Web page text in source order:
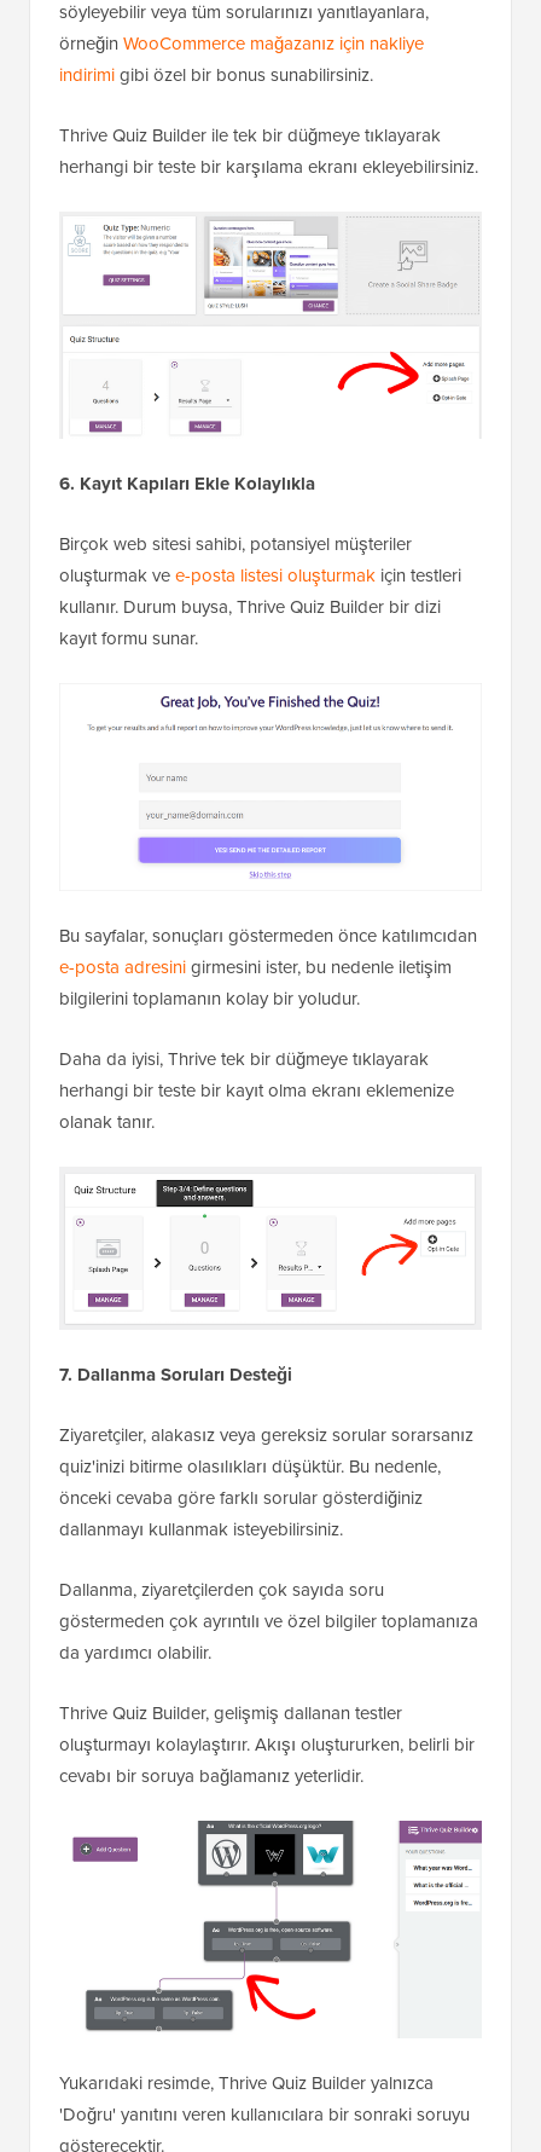
söyleyebilir veya tüm sorularınızı yanıtlayanlara,
örneğin WooCommerce mağazanız için nakliye
indirimigibi özel bir bonus sunabilirsiniz.
Thrive Quiz Builder ile tek bir düğmeye tıklayarak
herhangi bir teste bir karşılama ekranı ekleyebilirsiniz.
6. Kayıt Kapıları Ekle Kolaylıkla
Birçok web sitesi sahibi, potansiyel müşteriler
oluşturmak vee-posta listesi oluşturmak için testleri
kullanır. Durum buysa, Thrive Quiz Builder bir dizi
kayıt formu sunar.
Bu sayfalar, sonuçları göstermeden önce katılımcıdan
e-posta adresinigirmesini ister, bu nedenle iletişim
bilgilerini toplamanın kolay bir yoludur.
Daha da iyisi, Thrive tek bir düğmeye tıklayarak
herhangi bir teste bir kayıt olma ekranı eklemenize
olanak tanır.
7. Dallanma Soruları Desteği
Ziyaretçiler, alakasız veya gereksiz sorular sorarsanız
quiz'inizi bitirme olasılıkları düşüktür. Bu nedenle,
önceki cevaba göre farklı sorular gösterdiğiniz
dallanmayı kullanmak isteyebilirsiniz.
Dallanma, ziyaretçilerden çok sayıda soru
göstermeden çok ayrıntılı ve özel bilgiler toplamanıza
da yardımcı olabilir.
Thrive Quiz Builder, gelişmiş dallanan testler
oluşturmayı kolaylaştırır. Akışı oluştururken, belirli bir
cevabı bir soruya bağlamanız yeterlidir.
Yukarıdaki resimde, Thrive Quiz Builder yalnızca
'Doğru' yanıtını veren kullanıcılara bir sonraki soruyu
gösterecektir.